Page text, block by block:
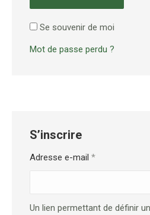
Se souvenir de moi
Mot de passe perdu ?
S’inscrire
Adresse e-mail *Obligatoire
Un lien permettant de définir